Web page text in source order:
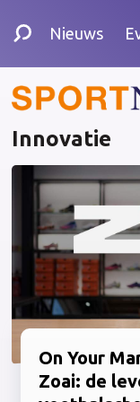
Nieuws
Innovatie
On Your
Zoai: de